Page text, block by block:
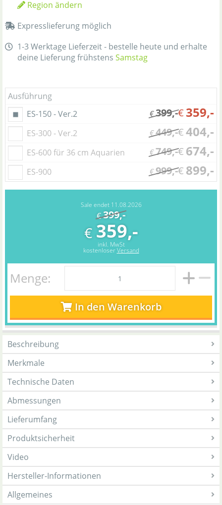
Region ändern
Expresslieferung möglich
1-3 Werktage Lieferzeit - bestelle heute und erhalte
deine Lieferung frühstens Samstag
Ausführung
ES-150 - Ver.2
€399,-€ 359,-
ES-300 - Ver.2 €449,-€404,-
ES-600 für 36 cm Aquarien €749,-€ 674,-
ES-900 €999,-€ 899,-
Sale endet 11.08.2026
€399,-
€ 359,-
inkl. MwSt
kostenloserVersand
Menge:
In den Warenkorb
Beschreibung
Merkmale
Technische Daten
Abmessungen
Lieferumfang
Produktsicherheit
Video
Hersteller-Informationen
Allgemeines